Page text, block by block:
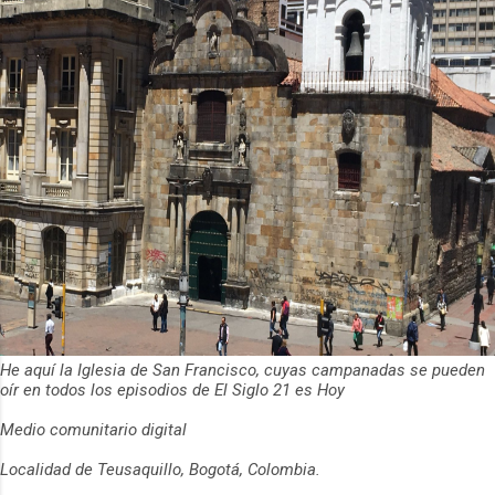
He aquí la Iglesia de San Francisco, cuyas campanadas se pueden
oír en todos los episodios de El Siglo 21 es Hoy
Medio comunitario digital
Localidad de Teusaquillo, Bogotá, Colombia.